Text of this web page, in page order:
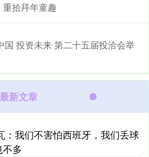
拾拜年童趣
国 投资未来 第二十五届投洽会举
最新文章
：我们不害怕西班牙，我们丢球
多